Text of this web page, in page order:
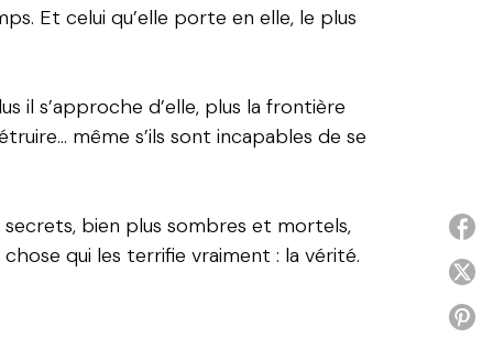
Et celui qu’elle porte en elle, le plus
il s’approche d’elle, plus la frontière
même s’ils sont incapables de se
secrets, bien plus sombres et mortels,
qui les terrifie vraiment : la vérité.